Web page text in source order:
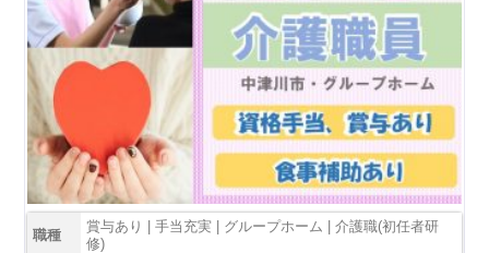
職種
賞与あり | 手当充実 | グループホーム | 介護職(初任者研
修)